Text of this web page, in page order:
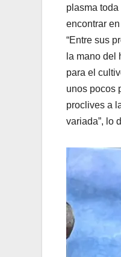
plasma
encontrar
“Entre sus
la mano del
para el
unos pocos
proclives a
variada”, lo